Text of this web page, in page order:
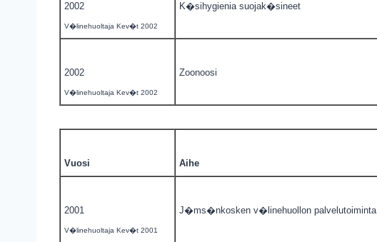
2002
V�linehuoltaja Kev�t 2002
K�sihygienia suojak�sineet
2002
V�linehuoltaja Kev�t 2002
Zoonoosi
Vuosi Aihe
2001
V�linehuoltaja Kev�t 2001
J�ms�nkosken v�linehuollon palvelutoiminta